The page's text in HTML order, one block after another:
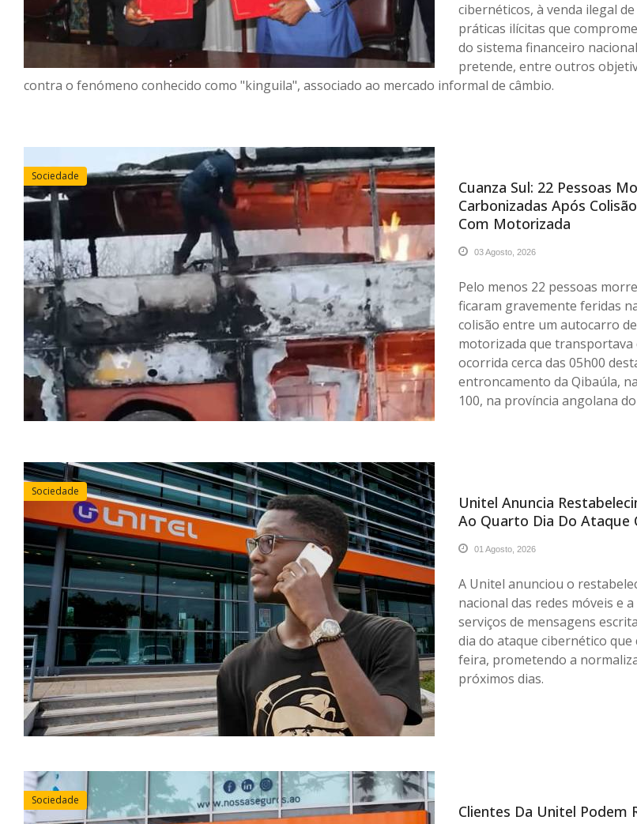
cibernéticos, à venda ilegal
práticas ilícitas que
do sistema financeiro
pretende, entre outros
contra o fenómeno conhecido como "kinguila", associado ao mercado informal de câmbio.
Sociedade
Cuanza Sul: 22 Pessoas
Carbonizadas Após
Com Motorizada
03 Agosto, 2026
Pelo menos 22 pessoas
ficaram gravemente feridas
colisão entre um autocarro
motorizada que transportava
ocorrida cerca das 05h00
entroncamento da Qibaúla,
100, na província angolana
Sociedade
Unitel Anuncia
Ao Quarto Dia Do Ataque
01 Agosto, 2026
A Unitel anunciou o
nacional das redes móveis e
serviços de mensagens
dia do ataque cibernético que
feira, prometendo a
próximos dias.
Sociedade
Clientes Da Unitel Podem